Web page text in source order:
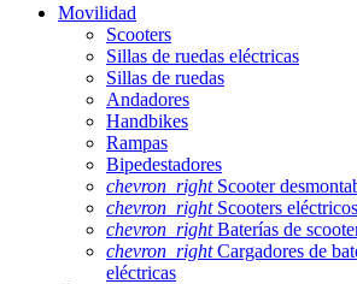
Movilidad
Scooters
Sillas de ruedas eléctricas
Sillas de ruedas
Andadores
Handbikes
Rampas
Bipedestadores
chevron_rightScooter
chevron_rightScooters
chevron_rightBaterías de
chevron_rightCargadores de
eléctricas